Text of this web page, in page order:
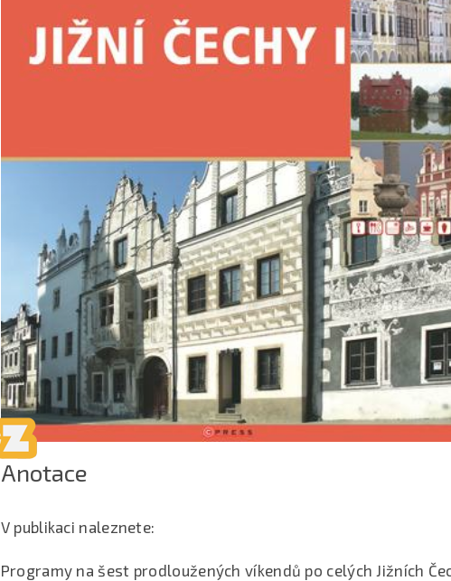
Anotace
V publikaci naleznete:
Programy na šest prodloužených víkendů po celých Jižních